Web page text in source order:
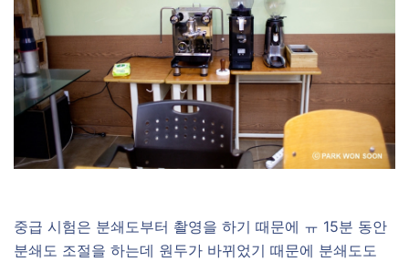
중급 시험은 분쇄도부터 촬영을 하기 때문에 ㅠ 15분 동안
분쇄도 조절을 하는데 원두가 바뀌었기 때문에 분쇄도도